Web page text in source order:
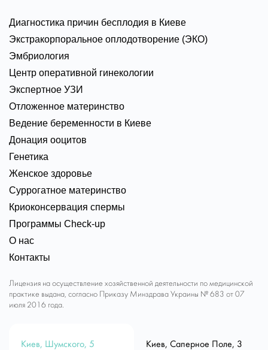
Диагностика причин бесплодия в Киеве
Экстракорпоральное оплодотворение (ЭКО)
Эмбриология
Центр оперативной гинекологии
Экспертное УЗИ
Отложенное материнство
Ведение беременности в Киеве
Донация ооцитов
Генетика
Женское здоровье
Суррогатное материнство
Криоконсервация спермы
Программы Check-up
О нас
Контакты
Лицензия на осуществление хозяйственной деятельности по медицинской
практике выдана, согласно Приказу Минздрава Украины № 683 от 07
июля 2016 года.
Киев, Шумского, 5 Киев, Саперное Поле, 3